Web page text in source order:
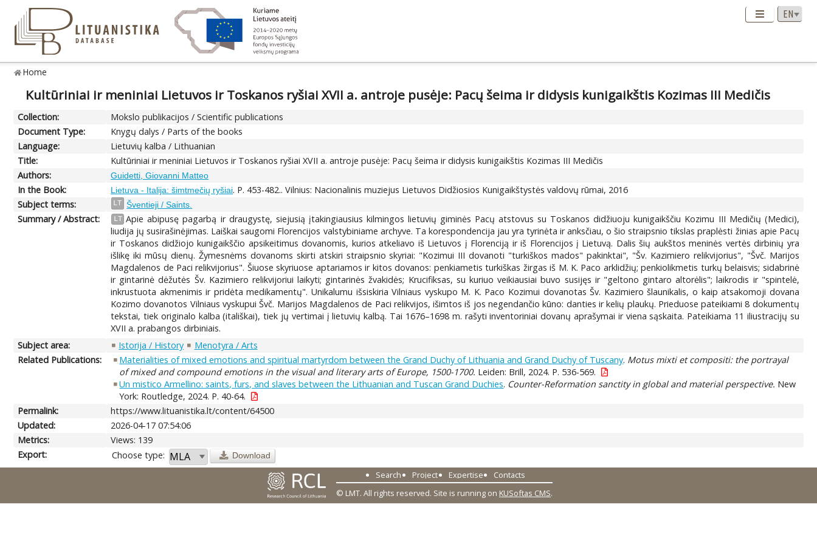
Home
Kultūriniai ir meniniai Lietuvos ir Toskanos ryšiai XVII a. antroje pusėje: Pacų šeima ir didysis kunigaikštis Kozimas III Medičis
Collection:
Mokslo publikacijos / Scientific publications
Document Type:
Knygų dalys / Parts of the books
Language:
Lietuvių kalba / Lithuanian
Title:
Kultūriniai ir meniniai Lietuvos ir Toskanos ryšiai XVII a. antroje pusėje: Pacų šeima ir didysis kunigaikštis Kozimas III Medičis
Authors:
Guidetti, Giovanni Matteo
In the Book: Lietuva - Italija: šimtmečių ryšiai. P. 453-482.. Vilnius: Nacionalinis muziejus Lietuvos Didžiosios Kunigaikštystės valdovų rūmai, 2016
Subject terms:
LT Šventieji / Saints.
Summary / Abstract: LT Apie abipusę pagarbą ir draugystę, siejusią įtakingiausius kilmingos lietuvių giminės Pacų atstovus su Toskanos didžiuoju kunigaikščiu Kozimu III Medičių (Medici),
liudija jų susirašinėjimas. Laiškai saugomi Florencijos valstybiniame archyve. Ta korespondencija jau yra tyrinėta ir anksčiau, o šio straipsnio tikslas praplėsti žinias apie Pacų
ir Toskanos didžiojo kunigaikščio apsikeitimus dovanomis, kurios atkeliavo iš Lietuvos į Florenciją ir iš Florencijos į Lietuvą. Dalis šių aukštos meninės vertės dirbinių yra
išlikę iki mūsų dienų. Žymesnėms dovanoms skirti atskiri straipsnio skyriai: "Kozimui III dovanoti "turkiškos mados" pakinktai", "Šv. Kazimiero relikvijorius", "Švč. Marijos
Magdalenos de Paci relikvijorius". Šiuose skyriuose aptariamos ir kitos dovanos: penkiametis turkiškas žirgas iš M. K. Paco arklidžių; penkiolikmetis turkų belaisvis; sidabrinė
ir gintarinė dėžutės Šv. Kazimiero relikvijoriui laikyti; gintarinės žvakidės; Krucifiksas, su kuriuo veikiausiai buvo susijęs ir "geltono gintaro altorėlis"; laikrodis ir "spintelė,
inkrustuota akmenimis ir pridėta medikamentų". Unikalumu išsiskiria Vilniaus vyskupo M. K. Paco Kozimui dovanotas Šv. Kazimiero šlaunikalis, o kaip atsakomoji dovana
Kozimo dovanotos Vilniaus vyskupui Švč. Marijos Magdalenos de Paci relikvijos, išimtos iš jos negendančio kūno: danties ir kelių plaukų. Prieduose pateikiami 8 dokumentų
tekstai, tiek originalo kalba (itališkai), tiek jų vertimai į lietuvių kalbą. Tai 1676–1698 m. rašyti inventoriniai dovanų aprašymai ir viena sąskaita. Pateikiama 11 iliustracijų su
XVII a. prabangos dirbiniais.
Subject area:
Istorija / History
Menotyra / Arts
Related Publications:
Materialities of mixed emotions and spiritual martyrdom between the Grand Duchy of Lithuania and Grand Duchy of Tuscany. Motus mixti et compositi: the portrayal
of mixed and compound emotions in the visual and literary arts of Europe, 1500-1700. Leiden: Brill, 2024. P. 536-569.
Un mistico Armellino: saints, furs, and slaves between the Lithuanian and Tuscan Grand Duchies. Counter-Reformation sanctity in global and material perspective. New
York: Routledge, 2024. P. 40-64.
Permalink:
https://www.lituanistika.lt/content/64500
Updated:
2026-04-17 07:54:06
Metrics:
Views: 139
Export:
Choose type: Download
Search Project Expertise
Contacts
© LMT. All rights reserved. Site is running on KUSoftas CMS.